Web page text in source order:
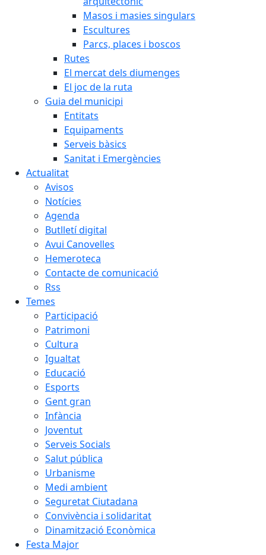
Masos i masies singulars
Escultures
Parcs, places i boscos
Rutes
El mercat dels diumenges
El joc de la ruta
Guia del municipi
Entitats
Equipaments
Serveis bàsics
Sanitat i Emergències
Actualitat
Avisos
Notícies
Agenda
Butlletí digital
Avui Canovelles
Hemeroteca
Contacte de comunicació
Rss
Temes
Participació
Patrimoni
Cultura
Igualtat
Educació
Esports
Gent gran
Infància
Joventut
Serveis Socials
Salut pública
Urbanisme
Medi ambient
Seguretat Ciutadana
Convivència i solidaritat
Dinamització Econòmica
Festa Major